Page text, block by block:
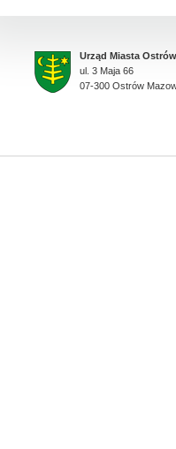
Urząd Miasta
ul. 3 Maja 66
07-300 Ostrów